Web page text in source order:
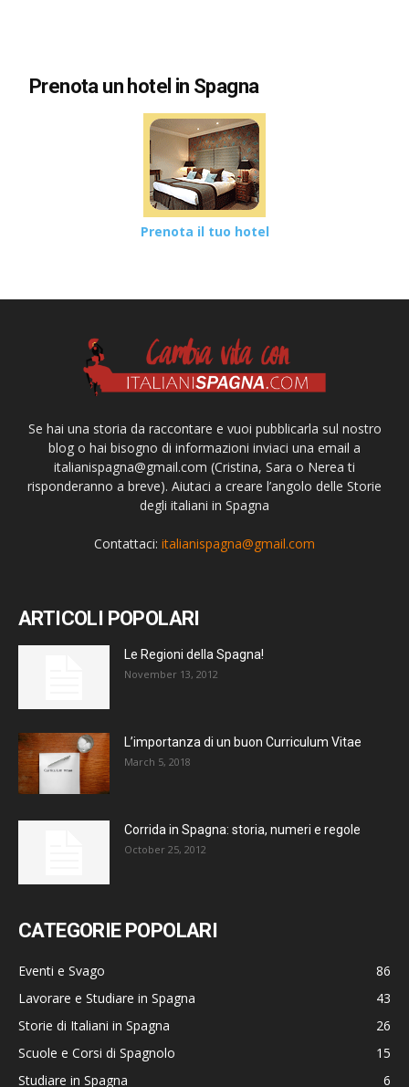
Prenota un hotel in Spagna
Prenota il tuo hotel
Se hai una storia da raccontare e vuoi pubblicarla sul nostro
blog o hai bisogno di informazioni inviaci una email a
italianispagna@gmail.com (Cristina, Sara o Nerea ti
risponderanno a breve). Aiutaci a creare l’angolo delle Storie
degli italiani in Spagna
Contattaci: italianispagna@gmail.com
ARTICOLI POPOLARI
Le Regioni della Spagna!
November 13, 2012
L’importanza di un buon Curriculum Vitae
March 5, 2018
Corrida in Spagna: storia, numeri e regole
October 25, 2012
CATEGORIE POPOLARI
Eventi e Svago
86
Lavorare e Studiare in Spagna
43
Storie di Italiani in Spagna
26
Scuole e Corsi di Spagnolo
15
Studiare in Spagna
6